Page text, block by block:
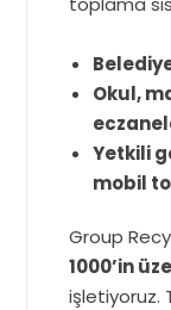
Okul,
Yetkili
mobil
Group
1000’in
işletiyoruz.